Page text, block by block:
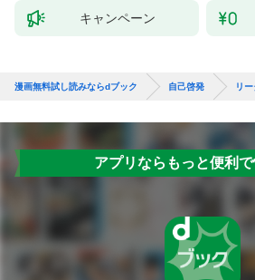
キャンペーン
漫画無料試し読みならdブック 自己啓発 リ
アプリならもっと便利で